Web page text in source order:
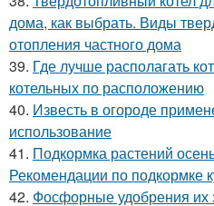
дома, как выбрать. Виды
отопления частного дома
39. Где лучше располагать
котельных по расположению
40. Известь в огороде
использование
41. Подкормка растений
Рекомендации по подкормке
42. Фосфорные удобрения их